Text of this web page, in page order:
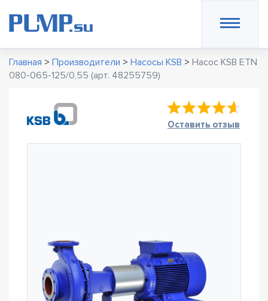
Главная > Производители > Насосы KSB > Насос KSB ETN
080-065-125/0,55 (арт. 48255759)
Оставить отзыв